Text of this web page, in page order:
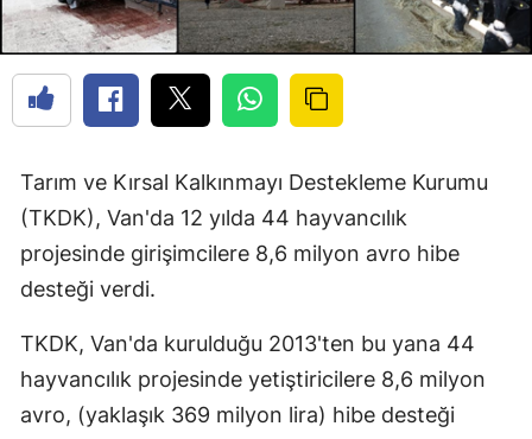
Tarım ve Kırsal Kalkınmayı Destekleme Kurumu
(TKDK), Van'da 12 yılda 44 hayvancılık
projesinde girişimcilere 8,6 milyon avro hibe
desteği verdi.
TKDK, Van'da kurulduğu 2013'ten bu yana 44
hayvancılık projesinde yetiştiricilere 8,6 milyon
avro, (yaklaşık 369 milyon lira) hibe desteği